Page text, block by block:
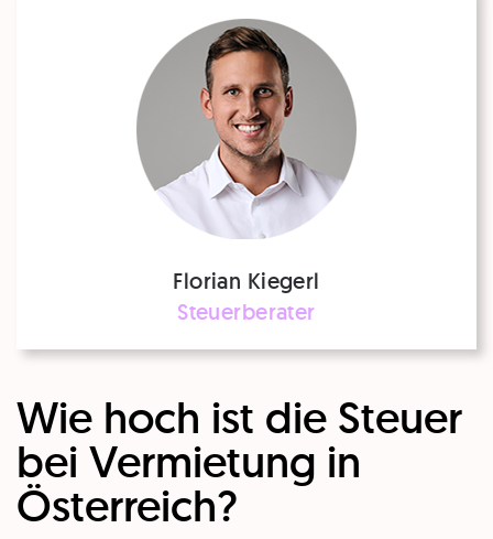
Florian Kiegerl
Steuerberater
Wie hoch ist die Steuer
bei Vermietung in
Österreich?